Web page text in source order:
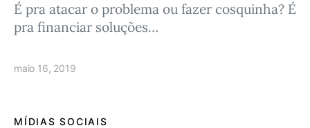
É pra atacar o problema ou fazer cosquinha? É
pra financiar soluções…
maio 16, 2019
MÍDIAS SOCIAIS